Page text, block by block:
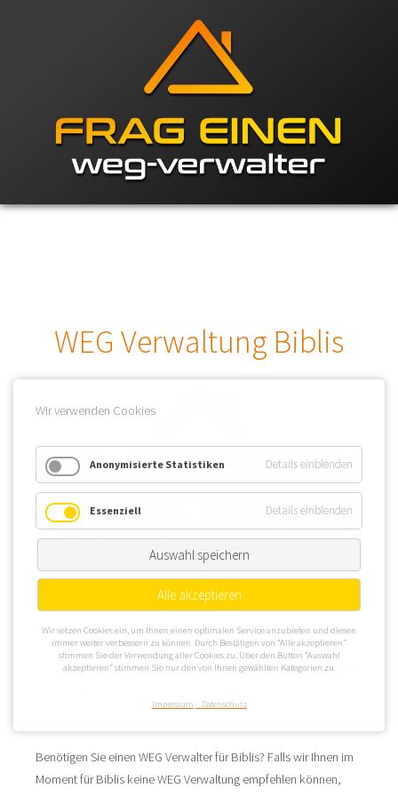
WEG Verwaltung Biblis
Kernkraftwerk bekannt. In der WEG Verwaltung schätzt man die
Gemeinde jedoch auch für die schönen Immobilien am Riedsee
Benötigen Sie einen WEG Verwalter für Biblis? Falls wir Ihnen im
Moment für Biblis keine WEG Verwaltung empfehlen können,
Wir verwenden Cookies
Anonymisierte Statistiken Details einblenden
Essenziell Details einblenden
Auswahl speichern
Alle akzeptieren
Wir setzen Cookies ein, um Ihnen einen optimalen Service anzubieten und diesen
immer weiter verbessern zu können. Durch Bestätigen von “Alle akzeptieren”
stimmen Sie der Verwendung aller Cookies zu. Über den Button “Auswahl
akzeptieren” stimmen Sie nur den von Ihnen gewählten Kategorien zu.
Impressum Datenschutz